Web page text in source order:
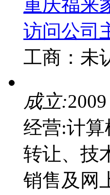
重庆福来
访问公司
工商： 未
成立:
经营:计
转让、技
销售及网